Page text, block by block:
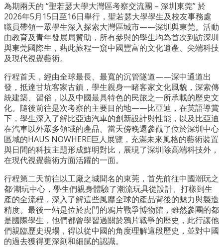
為期兩天的 “聖若瑟大學大灣區考察交流團 – 深圳東莞” 於
2026年5月15日至16日舉行，聖若瑟大學學生及校友事務處
職員帶領一眾學生深入探索大灣區城市——深圳與東莞。活動
由教育及青年發展局贊助，所有參與的學生均為首次到訪深圳
與東莞國際生，藉此旅程一窺中國豐富的文化遺產、尖端科技
及現代視覺藝術。
行程首天，經由全球最長、最寬的沉管隧道——深中通道出
發，抵達甘坑客家古鎮，學生親身一睹客家文化風貌，深索傳
統建築、習俗，以及中國最具特色的民旅之一所承載的歷史文
化。隨後前往是次考察的主要目的地——比亞迪，在英語導賞
下，學生深入了解比亞迪汽車的創新設計與性能，以及比亞迪
在汽車以外眾多領域的產品。當天傍晚還參觀了位於深圳中心
區域的HAUS NOWHERE巨人展覽，充滿未來風格的藝術裝置
與日間的科技主題形成鮮明對比，展現了深圳除高端科技外，
在現代視覺藝術方面活躍的一面。
行程第二天前往以工廠之城聞名的東莞，首先前往中國潮玩之
都·潮玩中心，學生們親身體驗了潮流玩具從設計、打樣到生
產的全流程，深入了解這些風靡全球的產品背後的魅力與製造
精度。最後一站是位於虎門的鴉片戰爭博物館，雖然參團的都
是國際學生，他們都曾學習過關於鴉片戰爭的歷史，此行讓他
們親臨歷史現場，得以從中國的角度理解這段歷史，並對中國
的過去獲得更深刻和細膩的認識。